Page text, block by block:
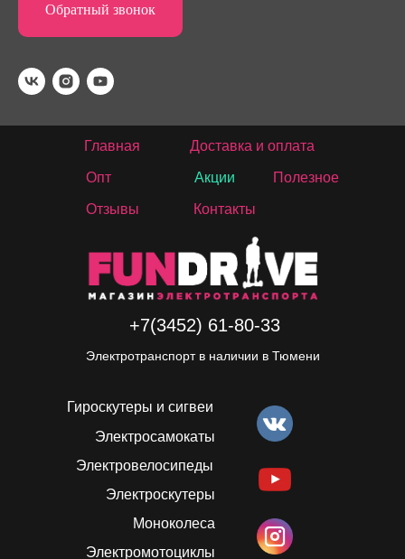
Обратный звонок
Гироскутеры и сигвеи
Электросамокаты
Электровелосипеды
Электроскутеры
Моноколеса
Электромотоциклы
Главная Доставка и оплата
Опт
Отзывы
Акции
Контакты
+7(3452) 61-80-33
Электротранспорт в наличии в Тюмени
Полезное